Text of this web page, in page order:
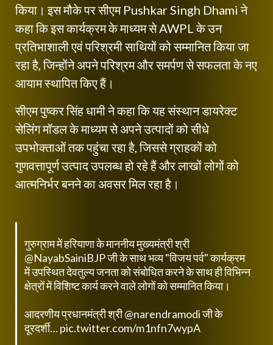
किया। इस मौके पर सीएम Pushkar Singh Dhami ने
कहा कि इस कार्यक्रम के माध्यम से AWPL के उन
प्रतिभाशाली एवं परिश्रमी साथियों को सम्मानित किया जा
रहा है, जिन्होंने अपने परिश्रम और समर्पण से सफलता के नए
आयाम स्थापित किए हैं।
सीएम पुष्कर सिंह धामी ने कहा कि यह संस्थान डायरेक्ट
सेलिंग मॉडल के माध्यम से अपने उत्पादों को सीधे
उपभोक्ताओं तक पहुंचा रहा है, जिससे ग्राहकों को
गुणवत्तापूर्ण उत्पाद उपलब्ध हो रहे हैं और लाखों लोगों को
आत्मनिर्भर बनने का अवसर मिल रहा है।
गुरुग्राम में हरियाणा के माननीय मुख्यमंत्री श्री
@NayabSainiBJPजी के साथ भव्य "विजय पर्व" कार्यक्रम
में उपस्थित देवतुल्य जनता को संबोधित करने के साथ ही विभिन्न
क्षेत्रों में विशिष्ट कार्य करने वाले लोगों को सम्मानित किया।
आदरणीय प्रधानमंत्री श्री@narendramodiजी के
दूरदर्शी…pic.twitter.com/m1nfn7wypA